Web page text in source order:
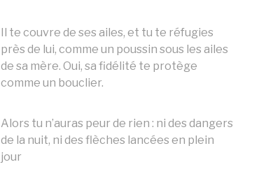
Il te couvre de ses ailes, et tu te réfugies
près de lui, comme un poussin sous les ailes
de sa mère. Oui, sa fidélité te protège
comme un bouclier.
Alors tu n’auras peur de rien : ni des dangers
de la nuit, ni des flèches lancées en plein
jour